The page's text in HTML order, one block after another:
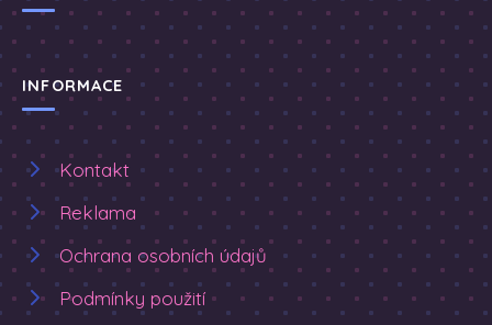
INFORMACE
Kontakt
Reklama
Ochrana osobních údajů
Podmínky použití